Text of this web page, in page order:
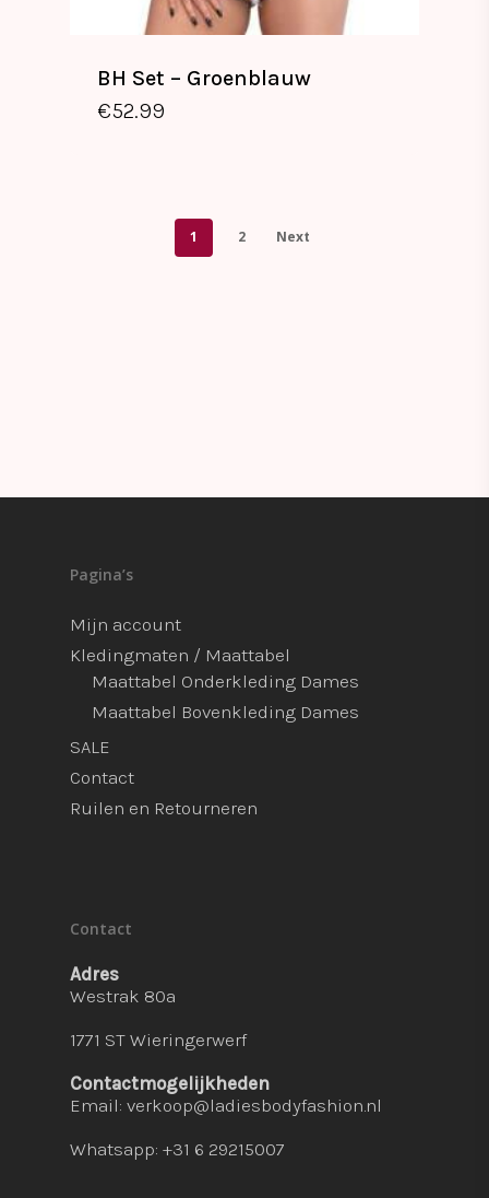
BH Set – Groenblauw
€52.99
1 2 Next
Pagina’s
Mijn account
Kledingmaten / Maattabel
Maattabel Onderkleding Dames
Maattabel Bovenkleding Dames
SALE
Contact
Ruilen en Retourneren
Contact
Adres
Westrak 80a
1771 ST Wieringerwerf
Contactmogelijkheden
Email: verkoop@ladiesbodyfashion.nl
Whatsapp: +31 6 29215007